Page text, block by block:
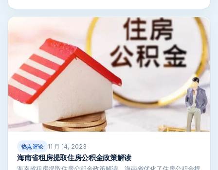
热点评论 11 月 14, 2023
海南省租房提取住房公积金政策解读
海南省租房提取住房公积金政策解读，海南省优化了住房公积金提